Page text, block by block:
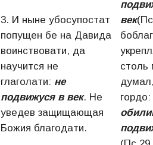
3. И ныне убосупостат
попущен бе на Давида
воинствовати, да
научится не
глаголати: не
подвижуся в век. Не
уведев защищающая
Божия благодати.
век
столь
гордо: